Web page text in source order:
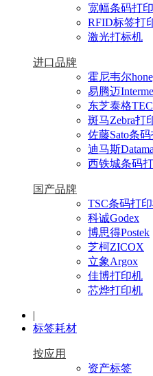
宽幅条码打
RFID标签打
激光打标机
进口品牌
霍尼韦尔
易腾迈
东芝泰格TEC
斑马Zebra打
佐藤Sato条
迪马斯
西铁城条码
国产品牌
TSC条码打
科诚Godex
博思得Postek
芝柯ZICOX
立象Argox
佳博打印机
芯烨打印机
|
标签耗材
按应用
资产标签